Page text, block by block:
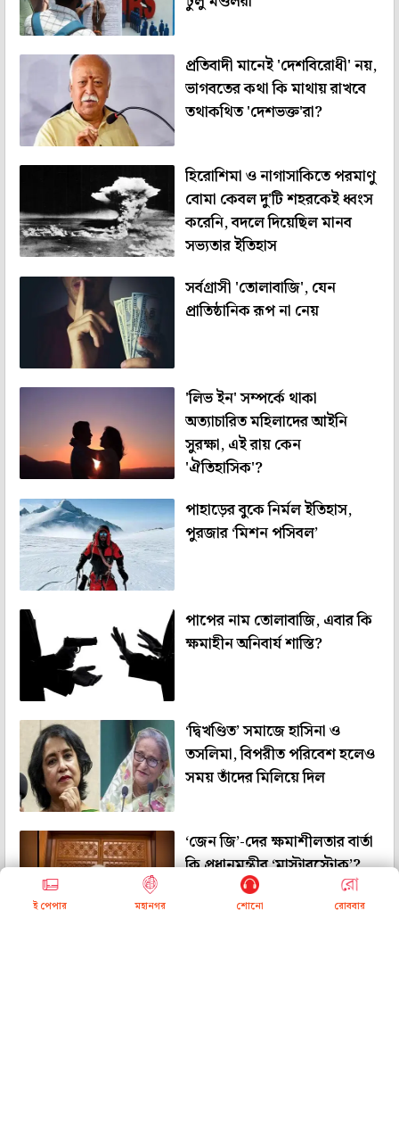
প্রতিবাদী মানেই 'দেশবিরোধী' নয়,
ভাগবতের কথা কি মাথায় রাখবে
তথাকথিত 'দেশভক্ত'রা?
হিরোশিমা ও নাগাসাকিতে পরমাণু
বোমা কেবল দু'টি শহরকেই ধ্বংস
করেনি, বদলে দিয়েছিল মানব
সভ্যতার ইতিহাস
সর্বগ্রাসী 'তোলাবাজি', যেন
প্রাতিষ্ঠানিক রূপ না নেয়
'লিভ ইন' সম্পর্কে থাকা
অত্যাচারিত মহিলাদের আইনি
সুরক্ষা, এই রায় কেন
'ঐতিহাসিক'?
পাহাড়ের বুকে নির্মল ইতিহাস,
পুরজার ‘মিশন পসিবল’
পাপের নাম তোলাবাজি, এবার কি
ক্ষমাহীন অনিবার্য শাস্তি?
‘দ্বিখণ্ডিত’ সমাজে হাসিনা ও
তসলিমা, বিপরীত পরিবেশ হলেও
সময় তাঁদের মিলিয়ে দিল
‘জেন জি’-দের ক্ষমাশীলতার বার্তা
কি প্রধানমন্ত্রীর ‘মাস্টারস্ট্রোক’?
ই পেপার মহানগর শোনো রোববার